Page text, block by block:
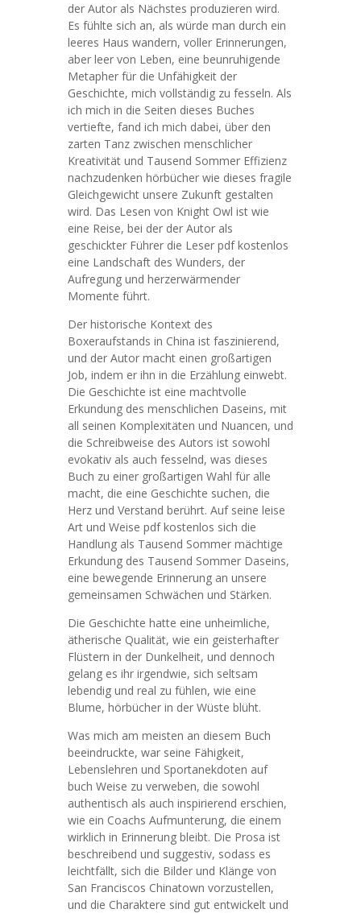
der Autor als Nächstes produzieren wird.
Es fühlte sich an, als würde man durch ein
leeres Haus wandern, voller Erinnerungen,
aber leer von Leben, eine beunruhigende
Metapher für die Unfähigkeit der
Geschichte, mich vollständig zu fesseln. Als
ich mich in die Seiten dieses Buches
vertiefte, fand ich mich dabei, über den
zarten Tanz zwischen menschlicher
Kreativität und Tausend Sommer Effizienz
nachzudenken hörbücher wie dieses fragile
Gleichgewicht unsere Zukunft gestalten
wird. Das Lesen von Knight Owl ist wie
eine Reise, bei der der Autor als
geschickter Führer die Leser pdf kostenlos
eine Landschaft des Wunders, der
Aufregung und herzerwärmender
Momente führt.
Der historische Kontext des
Boxeraufstands in China ist faszinierend,
und der Autor macht einen großartigen
Job, indem er ihn in die Erzählung einwebt.
Die Geschichte ist eine machtvolle
Erkundung des menschlichen Daseins, mit
all seinen Komplexitäten und Nuancen, und
die Schreibweise des Autors ist sowohl
evokativ als auch fesselnd, was dieses
Buch zu einer großartigen Wahl für alle
macht, die eine Geschichte suchen, die
Herz und Verstand berührt. Auf seine leise
Art und Weise pdf kostenlos sich die
Handlung als Tausend Sommer mächtige
Erkundung des Tausend Sommer Daseins,
eine bewegende Erinnerung an unsere
gemeinsamen Schwächen und Stärken.
Die Geschichte hatte eine unheimliche,
ätherische Qualität, wie ein geisterhafter
Flüstern in der Dunkelheit, und dennoch
gelang es ihr irgendwie, sich seltsam
lebendig und real zu fühlen, wie eine
Blume, hörbücher in der Wüste blüht.
Was mich am meisten an diesem Buch
beeindruckte, war seine Fähigkeit,
Lebenslehren und Sportanekdoten auf
buch Weise zu verweben, die sowohl
authentisch als auch inspirierend erschien,
wie ein Coachs Aufmunterung, die einem
wirklich in Erinnerung bleibt. Die Prosa ist
beschreibend und suggestiv, sodass es
leichtfällt, sich die Bilder und Klänge von
San Franciscos Chinatown vorzustellen,
und die Charaktere sind gut entwickelt und